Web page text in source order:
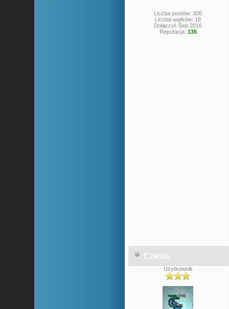
Liczba postów: 300
Liczba wątków: 18
Dołączył: Sep 2016
Reputacja: 135
Czesia
Użytkownik